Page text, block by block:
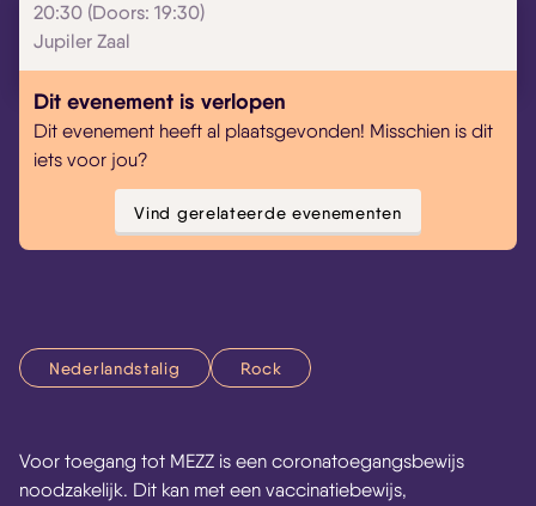
20:30 (Doors: 19:30)
Jupiler Zaal
Dit evenement is verlopen
Dit evenement heeft al plaatsgevonden! Misschien is dit
iets voor jou?
Vind gerelateerde evenementen
Nederlandstalig Rock
Voor toegang tot MEZZ is een coronatoegangsbewijs
noodzakelijk. Dit kan met een vaccinatiebewijs,